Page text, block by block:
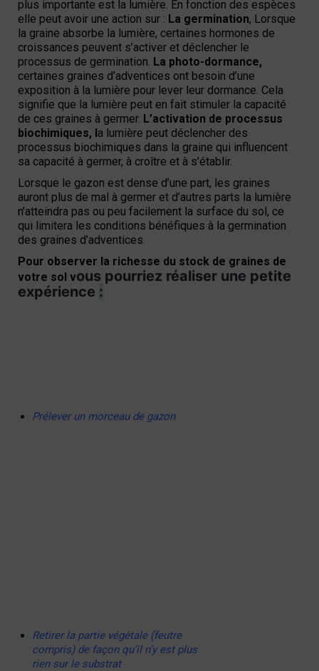
plus importante est la lumière. En fonction des espèces
elle peut avoir une action sur : La germination, Lorsque
la graine absorbe la lumière, certaines hormones de
croissances peuvent s’activer et déclencher le
processus de germination. La photo-dormance,
certaines graines d’adventices ont besoin d’une
exposition à la lumière pour lever leur dormance. Cela
signifie que la lumière peut en fait stimuler la capacité
de ces graines à germer. L’activation de processus
biochimiques, la lumière peut déclencher des
processus biochimiques dans la graine qui influencent
sa capacité à germer, à croître et à s’établir.
Lorsque le gazon est dense d’une part, les graines
auront plus de mal à germer et d’autres parts la lumière
n’atteindra pas ou peu facilement la surface du sol, ce
qui limitera les conditions bénéfiques à la germination
des graines d’adventices.
Pour observer la richesse du stock de graines de
votre sol vous pourriez réaliser une petite
expérience :
Prélever un morceau de gazon
Retirer la partie végétale (feutre
compris) de façon qu’il n’y est plus
rien sur le substrat